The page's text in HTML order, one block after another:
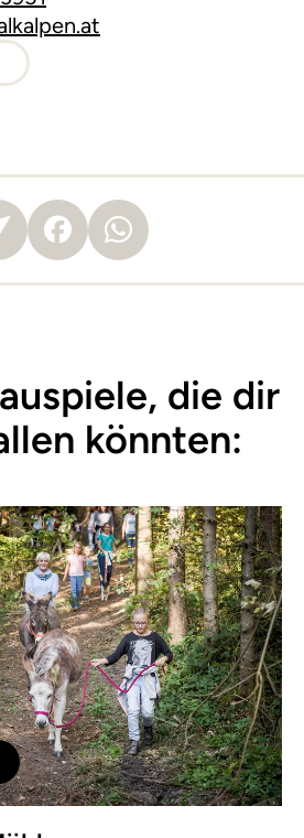
die dir
könnten: